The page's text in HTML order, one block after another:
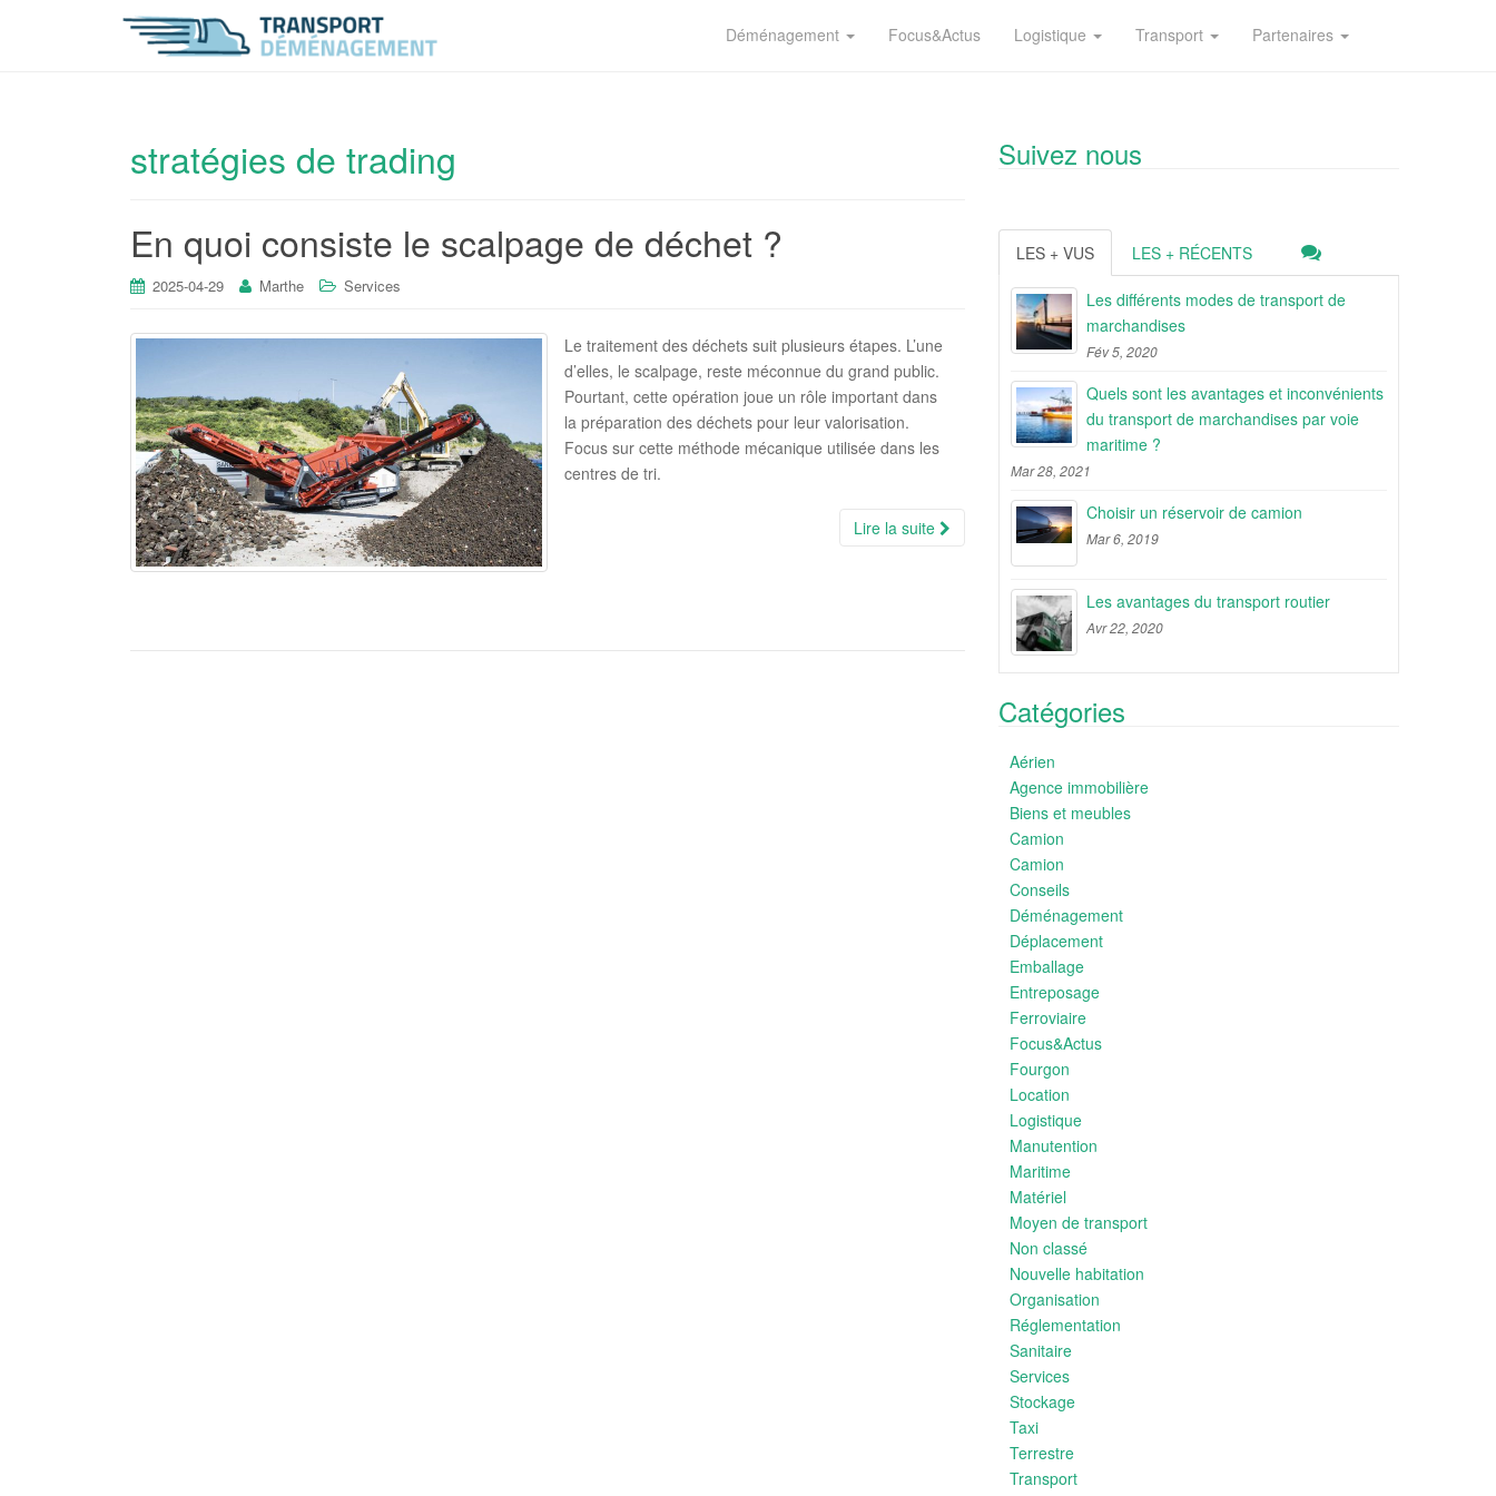
Déménagement Focus&Actus Logistique Transport Partenaires
stratégies de trading
En quoi consiste le scalpage de déchet ?
2025-04-29 Marthe Services
Le traitement des déchets suit plusieurs étapes. L’une
d’elles, le scalpage, reste méconnue du grand public.
Pourtant, cette opération joue un rôle important dans
la préparation des déchets pour leur valorisation.
Focus sur cette méthode mécanique utilisée dans les
centres de tri.
Lire la suite
Suivez nous
LES + VUS LES + RÉCENTS
Les différents modes de transport de
marchandises
Fév 5, 2020
Quels sont les avantages et inconvénients
du transport de marchandises par voie
maritime ?
Mar 28, 2021
Choisir un réservoir de camion
Mar 6, 2019
Les avantages du transport routier
Avr 22, 2020
Catégories
Aérien
Agence immobilière
Biens et meubles
Camion
Camion
Conseils
Déménagement
Déplacement
Emballage
Entreposage
Ferroviaire
Focus&Actus
Fourgon
Location
Logistique
Manutention
Maritime
Matériel
Moyen de transport
Non classé
Nouvelle habitation
Organisation
Réglementation
Sanitaire
Services
Stockage
Taxi
Terrestre
Transport